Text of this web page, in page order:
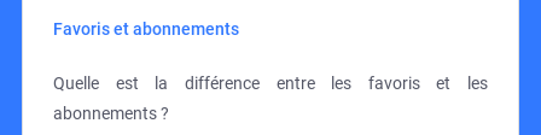
Favoris et abonnements
Quelle est la différence entre les favoris et les
abonnements ?